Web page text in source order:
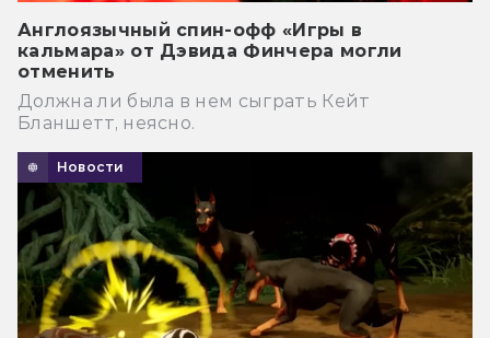
Англоязычный спин-офф «Игры в
кальмара» от Дэвида Финчера могли
отменить
Должна ли была в нем сыграть Кейт
Бланшетт, неясно.
Новости